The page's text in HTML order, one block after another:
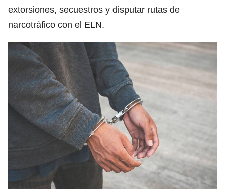
extorsiones, secuestros y disputar rutas de
narcotráfico con el ELN.